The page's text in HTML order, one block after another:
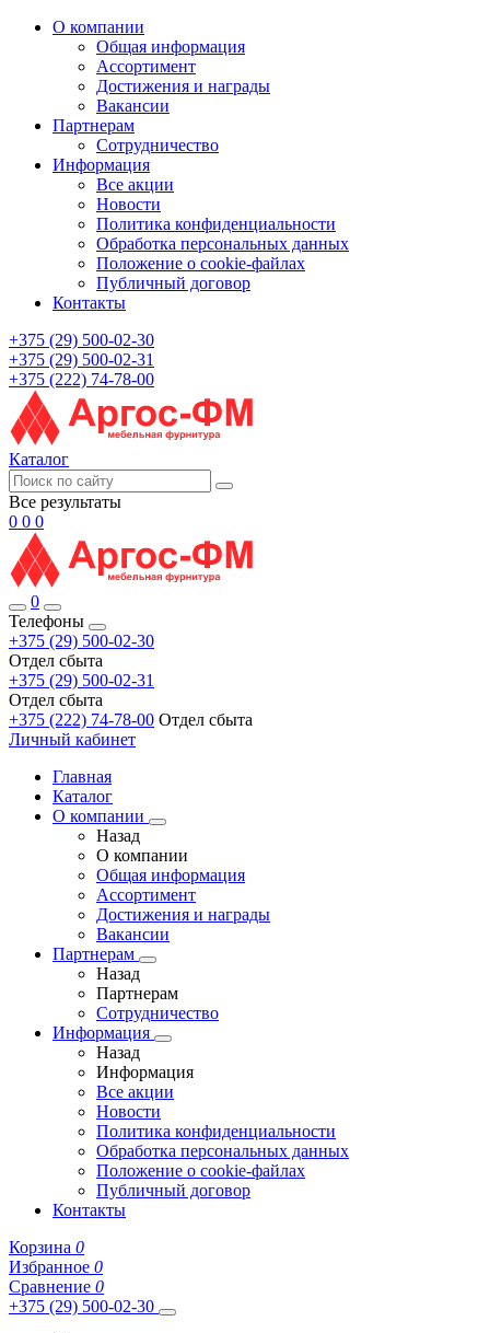
О компании
Общая информация
Ассортимент
Достижения и награды
Вакансии
Партнерам
Сотрудничество
Информация
Все акции
Новости
Политика конфиденциальности
Обработка персональных данных
Положение о cookie-файлах
Публичный договор
Контакты
+375 (29) 500-02-30
+375 (29) 500-02-31
+375 (222) 74-78-00
Каталог
Все результаты
0 0 0
0
Телефоны
+375 (29) 500-02-30
Отдел сбыта
+375 (29) 500-02-31
Отдел сбыта
+375 (222) 74-78-00 Отдел сбыта
Личный кабинет
Главная
Каталог
О компании
Назад
О компании
Общая информация
Ассортимент
Достижения и награды
Вакансии
Партнерам
Назад
Партнерам
Сотрудничество
Информация
Назад
Информация
Все акции
Новости
Политика конфиденциальности
Обработка персональных данных
Положение о cookie-файлах
Публичный договор
Контакты
Корзина 0
Избранное 0
Сравнение 0
+375 (29) 500-02-30